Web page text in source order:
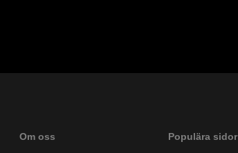
Om oss Populära sidor